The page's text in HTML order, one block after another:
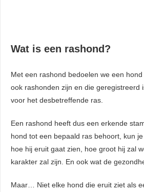
Wat is een rashond?
Met een rashond bedoelen we een
ook rashonden zijn en die geregistreerd
voor het desbetreffende ras.
Een rashond heeft dus een erkende
hond tot een bepaald ras behoort, kun
hoe hij eruit gaat zien, hoe groot hij zal
karakter zal zijn. En ook wat de
Maar… Niet elke hond die eruit ziet als